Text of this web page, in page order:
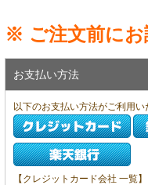
※ ご注文前にお
お支払い方法
以下のお支払い方法がご利用い
【クレジットカード会社 一覧】